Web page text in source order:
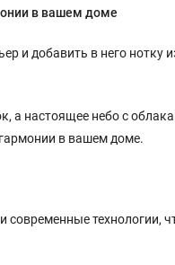
в вашем доме
и добавить в него нотку
а настоящее небо с
в вашем доме.
технологии,